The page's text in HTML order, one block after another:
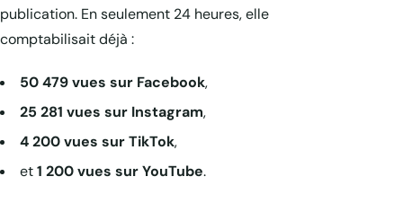
publication. En seulement 24 heures, elle
comptabilisait déjà :
50 479 vues sur Facebook,
25 281 vues sur Instagram,
4 200 vues sur TikTok,
et1 200 vues sur YouTube.